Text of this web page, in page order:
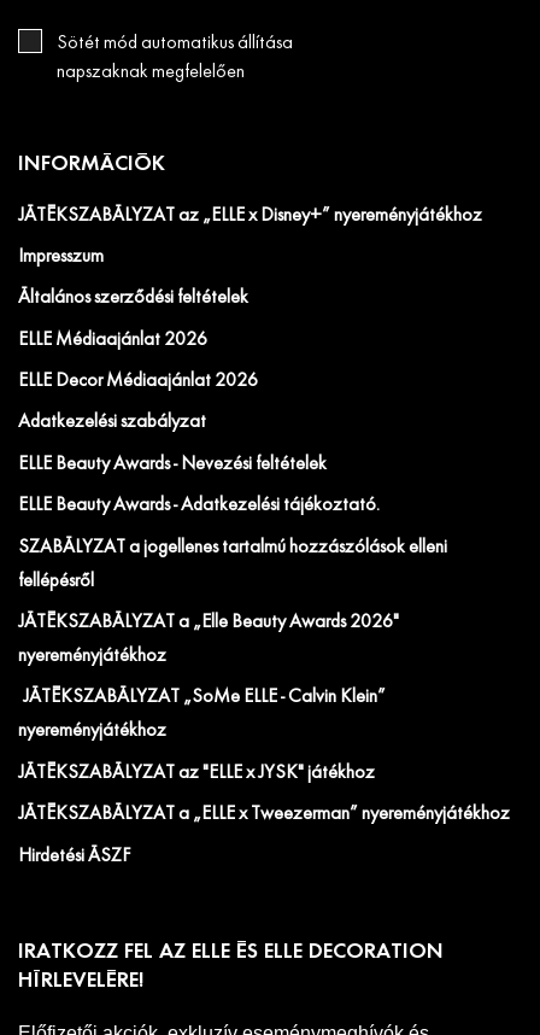
Sötét mód automatikus állítása
napszaknak megfelelően
INFORMÁCIÓK
JÁTÉKSZABÁLYZAT az „ELLE x Disney+” nyereményjátékhoz
Impresszum
Általános szerződési feltételek
ELLE Médiaajánlat 2026
ELLE Decor Médiaajánlat 2026
Adatkezelési szabályzat
ELLE Beauty Awards - Nevezési feltételek
ELLE Beauty Awards - Adatkezelési tájékoztató.
SZABÁLYZAT a jogellenes tartalmú hozzászólások elleni
fellépésről
JÁTÉKSZABÁLYZAT a „Elle Beauty Awards 2026"
nyereményjátékhoz
JÁTÉKSZABÁLYZAT „SoMe ELLE - Calvin Klein”
nyereményjátékhoz
JÁTÉKSZABÁLYZAT az "ELLE x JYSK" játékhoz
JÁTÉKSZABÁLYZAT a „ELLE x Tweezerman” nyereményjátékhoz
Hirdetési ÁSZF
IRATKOZZ FEL AZ ELLE ÉS ELLE DECORATION
HÍRLEVELÉRE!